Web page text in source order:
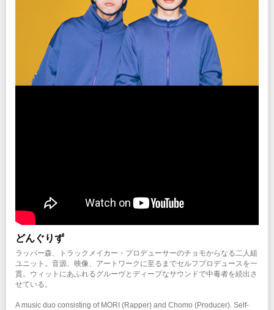
どんぐりず
ラッパー森、トラックメイカー・プロデューサーのチョモからなる二人組
ユニット。音源、映像、アートワークに至るまでセルフプロデュースを一
貫。ウィットにあふれるグルーヴとディープなサウンドで中毒者を続出さ
せている。
A music duo consisting of MORI (Rapper) and Chomo (Producer). Self-